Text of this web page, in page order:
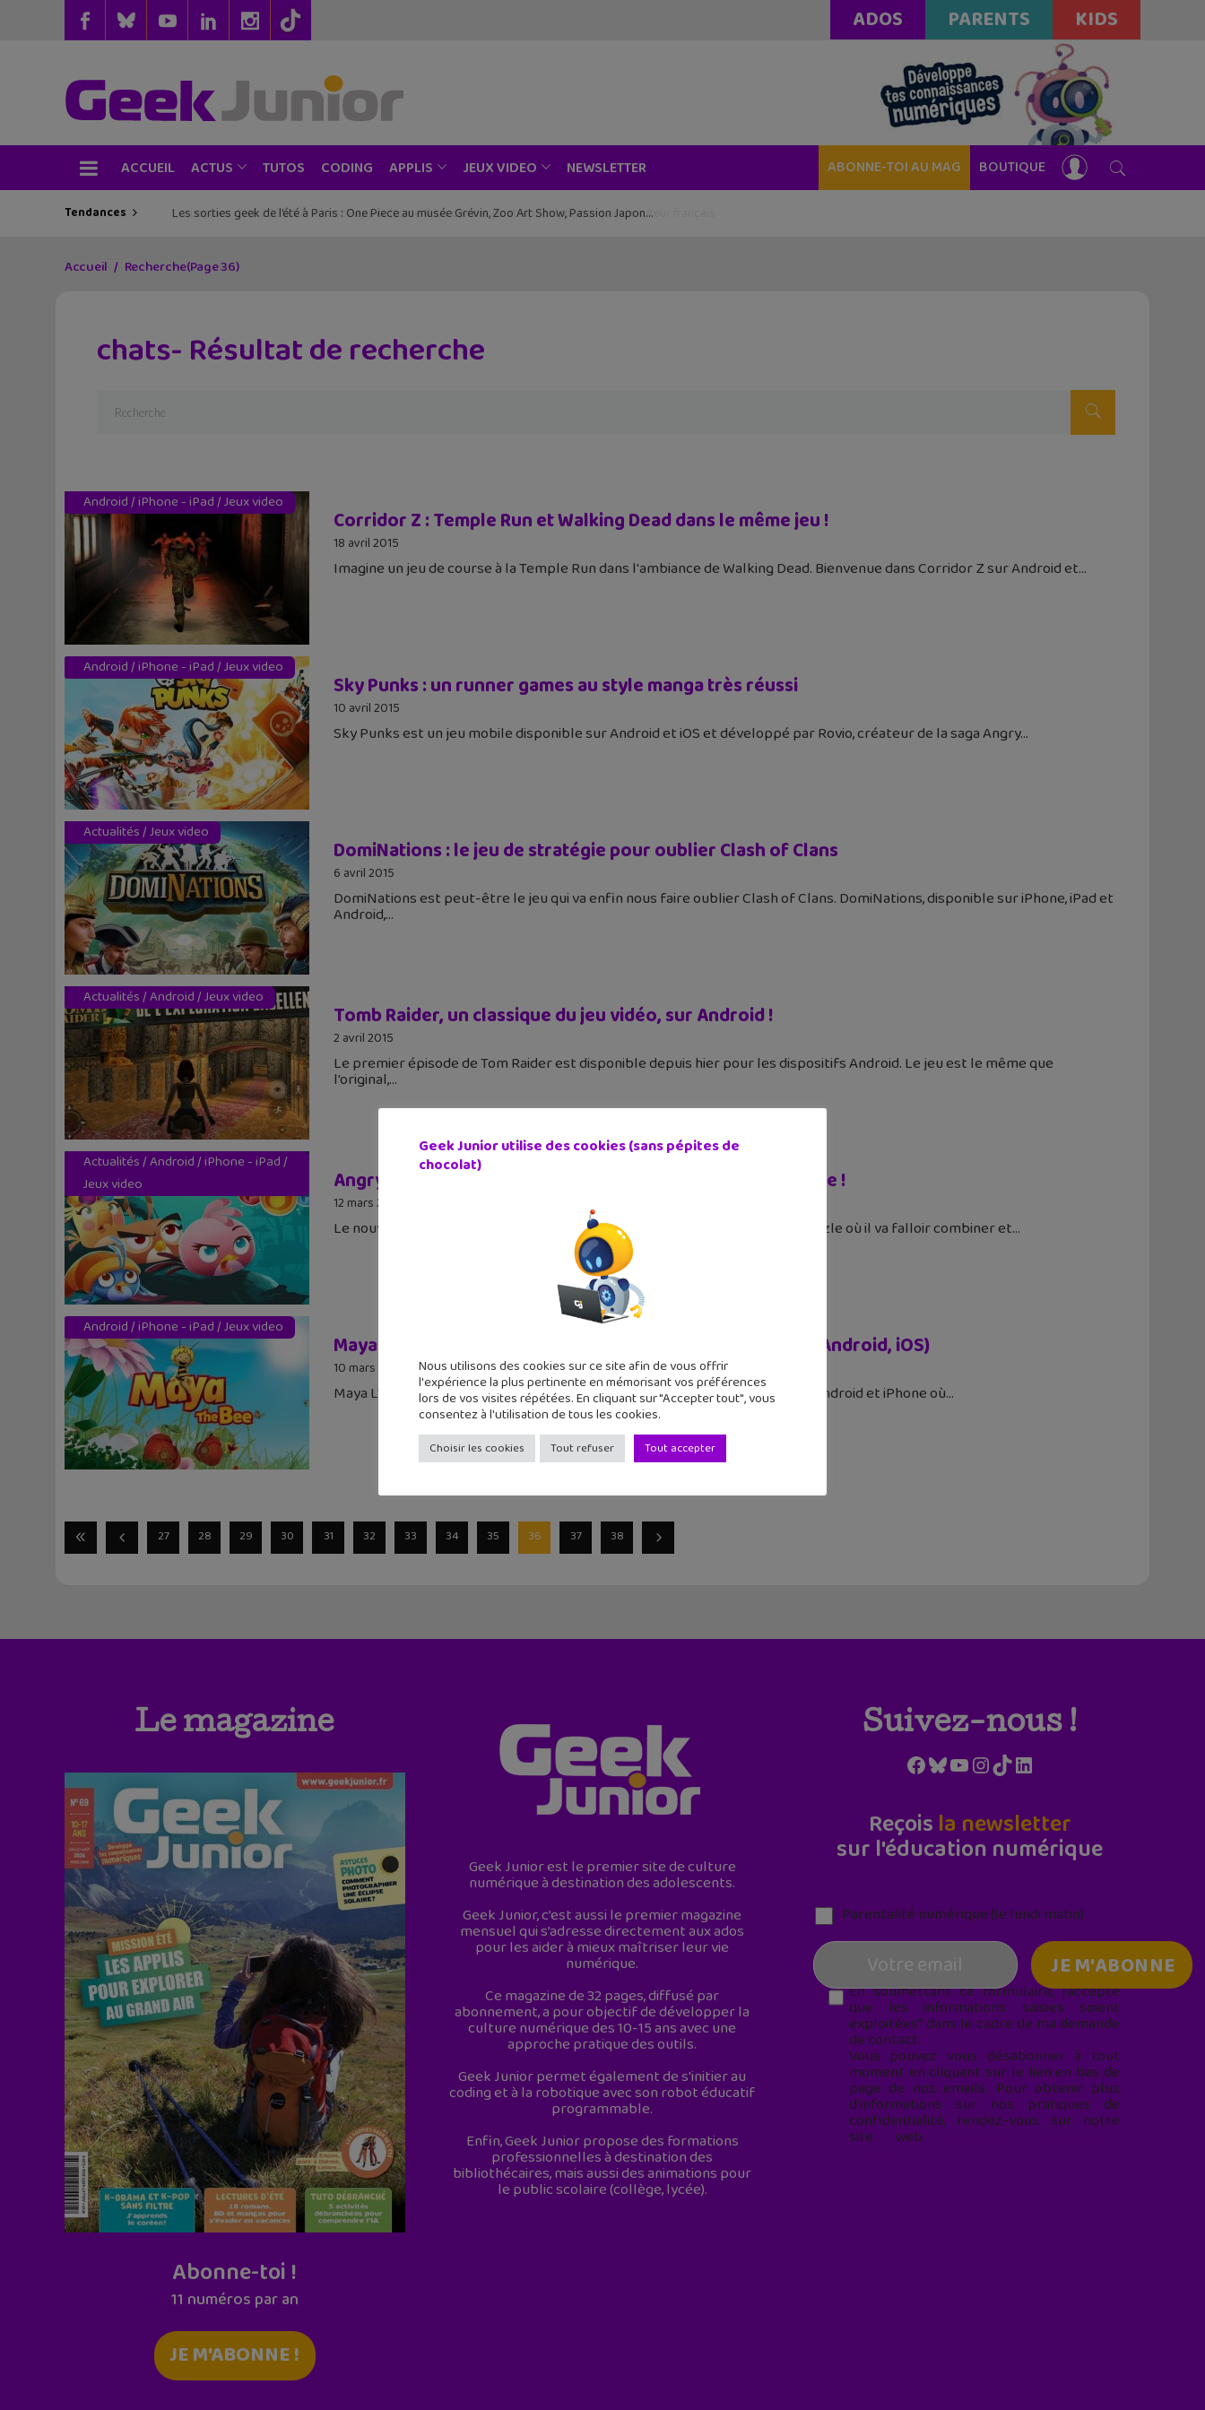
ADOS PARENTS KIDS
ACCUEIL ACTUS TUTOS CODING APPLIS JEUX VIDEO NEWSLETTER ABONNE-TOI AU MAG BOUTIQUE
Tendances Les sorties geek de l’été à Paris : One Piece au musée Grévin, Zoo Art Show, Passion Japon…
Accueil Recherche(Page 36)
chats- Résultat de recherche
Android/iPhone - iPad/Jeux video
Corridor Z : Temple Run et Walking Dead dans le même jeu !
18 avril 2015
Imagine un jeu de course à la Temple Run dans l'ambiance de Walking Dead. Bienvenue dans Corridor Z sur Android et
Android/iPhone - iPad/Jeux video
Sky Punks : un runner games au style manga très réussi
10 avril 2015
Sky Punks est un jeu mobile disponible sur Android et iOS et développé par Rovio, créateur de la saga Angry
Actualités/Jeux video
DomiNations : le jeu de stratégie pour oublier Clash of Clans
6 avril 2015
DomiNations est peut-être le jeu qui va enfin nous faire oublier Clash of Clans. DomiNations, disponible sur iPhone, iPad et
Android,
Actualités/Android/Jeux video
Tomb Raider, un classique du jeu vidéo, sur Android !
2 avril 2015
Le premier épisode de Tom Raider est disponible depuis hier pour les dispositifs Android. Le jeu est le même que
l'original,
Actualités/Android/iPhone - iPad/
Jeux video
Angry Birds Stella Pop débarque sur Android et iPad/iPhone !
12 mars 2015
Le nouveau jeu Rovio vient d'arriver ! Angry Birds Stella Pop est un jeu de puzzle où il va falloir combiner et
Android/iPhone - iPad/Jeux video
Maya l’abeille défi de vol : collecte des fleurs avec Maya ! (Android, iOS)
10 mars 2015
Maya L'Abeille : Défi de vol est un nouveau jeu mobile à la Temple Run pour Android et iPhone où
27 28 29 30 31 32 33 34 35 36 37 38
Le magazine
Abonne-toi !
11 numéros par an
JE M'ABONNE !
Geek Junior est le premier site de culture
numérique à destination des adolescents.
Geek Junior, c’est aussi le premier magazine
mensuel qui s’adresse directement aux ados
pour les aider à mieux maîtriser leur vie
numérique.
Ce magazine de 32 pages, diffusé par
abonnement, a pour objectif de développer la
culture numérique des 10-15 ans avec une
approche pratique des outils.
Geek Junior permet également de s'initier au
coding et à la robotique avec son robot éducatif
programmable.
Enfin, Geek Junior propose des formations
professionnelles à destination des
bibliothécaires, mais aussi des animations pour
le public scolaire (collège, lycée).
Suivez-nous !
Facebook
Bluesky
YouTube
Instagram
TikTokLinkedIn
Reçois la newsletter
sur l'éducation numérique
Parentalité numérique (le lundi matin)
En soumettant ce formulaire, j’accepte
que les informations saisies soient
exploitées* dans le cadre de ma demande
de contact.
Vous pouvez vous désabonner à tout
moment en cliquant sur le lien en bas de
page de nos emails. Pour obtenir plus
d'informations sur nos pratiques de
confidentialité, rendez-vous sur notre
site web
Geek Junior utilise des cookies (sans pépites de
chocolat)
Nous utilisons des cookies sur ce site afin de vous offrir
l'expérience la plus pertinente en mémorisant vos préférences
lors de vos visites répétées. En cliquant sur "Accepter tout", vous
consentez à l'utilisation de tous les cookies.
Choisir les cookies Tout refuser Tout accepter